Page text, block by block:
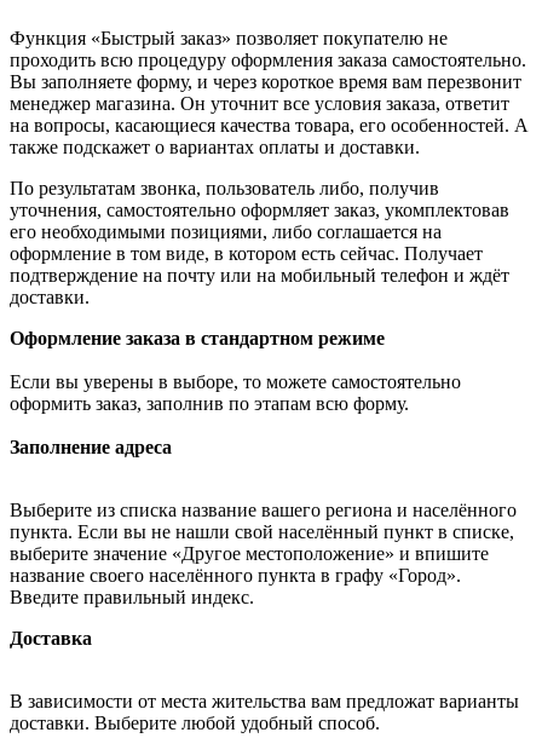
Функция «Быстрый заказ» позволяет покупателю не
проходить всю процедуру оформления заказа самостоятельно.
Вы заполняете форму, и через короткое время вам перезвонит
менеджер магазина. Он уточнит все условия заказа, ответит
на вопросы, касающиеся качества товара, его особенностей. А
также подскажет о вариантах оплаты и доставки.
По результатам звонка, пользователь либо, получив
уточнения, самостоятельно оформляет заказ, укомплектовав
его необходимыми позициями, либо соглашается на
оформление в том виде, в котором есть сейчас. Получает
подтверждение на почту или на мобильный телефон и ждёт
доставки.
Оформление заказа в стандартном режиме
Если вы уверены в выборе, то можете самостоятельно
оформить заказ, заполнив по этапам всю форму.
Заполнение адреса
Выберите из списка название вашего региона и населённого
пункта. Если вы не нашли свой населённый пункт в списке,
выберите значение «Другое местоположение» и впишите
название своего населённого пункта в графу «Город».
Введите правильный индекс.
Доставка
В зависимости от места жительства вам предложат варианты
доставки. Выберите любой удобный способ.